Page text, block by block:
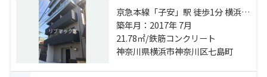
京急本線「子安」駅 徒歩1分 横浜線
「大口」駅 徒歩12分 京浜東北線
「新子安」駅 徒歩17分
築年月：2017年 7月
21.78㎡/鉄筋コンクリート
神奈川県横浜市神奈川区七島町